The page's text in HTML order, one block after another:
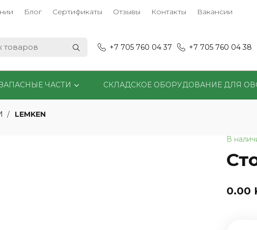
Блог Сертификаты Отзывы Контакты Вакансии
+7 705 760 04 37 +7 705 760 04 38
ЧАСТИ СКЛАДСКОЕ ОБОРУДОВАНИЕ ДЛЯ
LEMKEN
В
0.00